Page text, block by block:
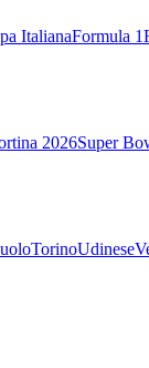
ItalianaFormula 1
2026Super
TorinoUdinese